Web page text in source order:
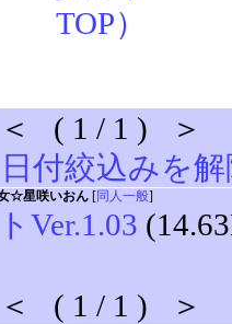
＜ ( 1 / 1 ) ＞
日付絞込みを
☆星咲いおん [同人一般]
Ver.1.03
＜ ( 1 / 1 ) ＞